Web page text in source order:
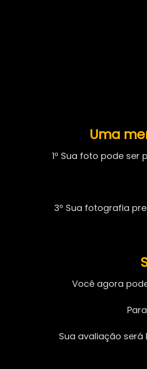
Uma
1º Sua foto pode
3º Sua fotografia
Você agora
Sua avaliação será